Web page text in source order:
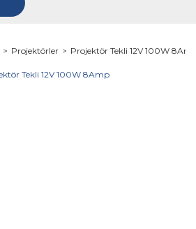
Projektörler Projektör Tekli 12V 100W